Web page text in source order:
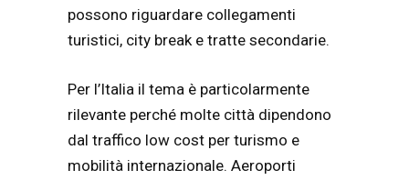
possono riguardare collegamenti
turistici, city break e tratte secondarie.
Per l’Italia il tema è particolarmente
rilevante perché molte città dipendono
dal traffico low cost per turismo e
mobilità internazionale. Aeroporti